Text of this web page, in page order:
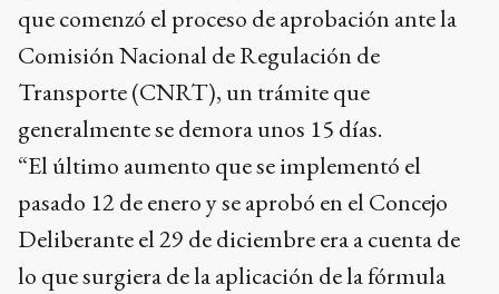
que comenzó el proceso de aprobación ante la
Comisión Nacional de Regulación de
Transporte (CNRT), un trámite que
generalmente se demora unos 15 días.
“El último aumento que se implementó el
pasado 12 de enero y se aprobó en el Concejo
Deliberante el 29 de diciembre era a cuenta de
lo que surgiera de la aplicación de la fórmula